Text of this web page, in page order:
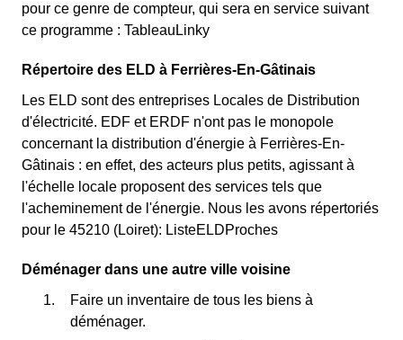
pour ce genre de compteur, qui sera en service suivant
ce programme : TableauLinky
Répertoire des ELD à Ferrières-En-Gâtinais
Les ELD sont des entreprises Locales de Distribution
d'électricité. EDF et ERDF n'ont pas le monopole
concernant la distribution d'énergie à Ferrières-En-
Gâtinais : en effet, des acteurs plus petits, agissant à
l'échelle locale proposent des services tels que
l'acheminement de l'énergie. Nous les avons répertoriés
pour le 45210 (Loiret): ListeELDProches
Déménager dans une autre ville voisine
Faire un inventaire de tous les biens à
déménager.